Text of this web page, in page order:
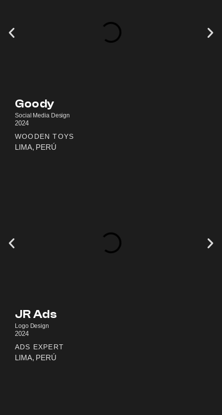
Goody
Social Media Design
2024
WOODEN TOYS
LIMA, PERÚ
JR Ads
Logo Design
2024
ADS EXPERT
LIMA, PERÚ